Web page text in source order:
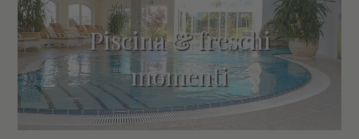
Piscina & freschi
momenti